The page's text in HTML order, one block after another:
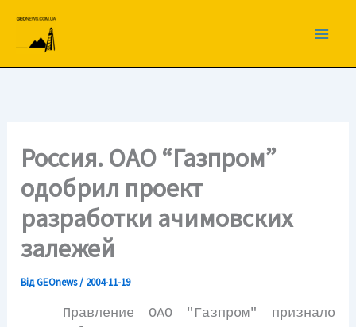
вмісту
Россия. ОАО “Газпром”
одобрил проект
разработки ачимовских
залежей
ВідGEOnews/ 2004-11-19
Правление ОАО "Газпром" признало